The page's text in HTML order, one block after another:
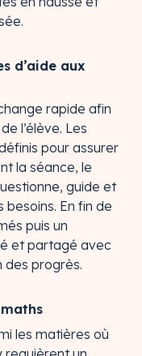
d’aide aux
rapide afin
l’élève. Les
pour assurer
la séance, le
guide et
En fin de
puis un
et partagé avec
des progrès.
les matières où